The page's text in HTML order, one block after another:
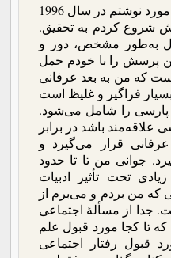
اولین مقاله‌ای که من در این مورد نوشتم در سال 1996
شروع کردم به تحقیق.
به‌طور مشخص، دور و
پرسش را با خودم حمل
که من به بعد عرفانی
فراگیر و غلیظ است
پارسی را شامل می‌شود.
باشد در برابر
قرار می‌گیرد و
جوانی من تا تا حدود
تحت تأثیر ادبیات
که من بردم و می‌برم از
جدا از مسألۀ اجتماعی
تا کجا مورد قبول علم
قبول رفتار اجتماعی